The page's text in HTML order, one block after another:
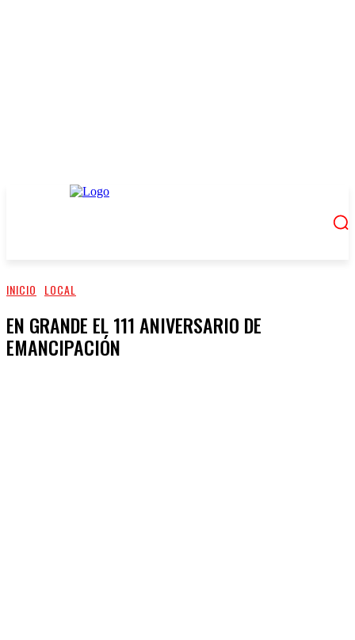
INICIO LOCAL
EN GRANDE EL 111 ANIVERSARIO DE
EMANCIPACIÓN